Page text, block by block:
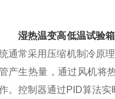
湿热温变高低温试验箱
通常采用压缩机制冷原
产生热量，通过风机将
。控制器通过PID算法实